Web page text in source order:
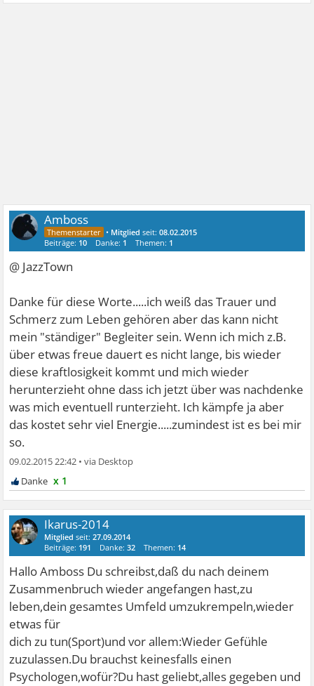
Amboss
• Mitglied seit:08.02.2015
Beiträge: 10 Danke: 1 Themen: 1
@ JazzTown
Danke für diese Worte.....ich weiß das Trauer und
Schmerz zum Leben gehören aber das kann nicht
mein "ständiger" Begleiter sein. Wenn ich mich z.B.
über etwas freue dauert es nicht lange, bis wieder
diese kraftlosigkeit kommt und mich wieder
herunterzieht ohne dass ich jetzt über was nachdenke
was mich eventuell runterzieht. Ich kämpfe ja aber
das kostet sehr viel Energie.....zumindest ist es bei mir
so.
09.02.2015 22:42 •
x 1
Ikarus-2014
Mitglied seit:27.09.2014
Beiträge: 191 Danke:32 Themen: 14
Hallo Amboss Du schreibst,daß du nach deinem
Zusammenbruch wieder angefangen hast,zu
leben,dein gesamtes Umfeld umzukrempeln,wieder
etwas für
dich zu tun(Sport)und vor allem:Wieder Gefühle
zuzulassen.Du brauchst keinesfalls einen
Psychologen,wofür?Du hast geliebt,alles gegeben und